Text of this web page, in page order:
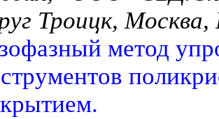
Троицк, Москва,
метод